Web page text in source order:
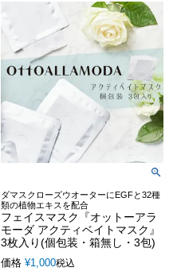
ダマスクローズウオーターにEGFと32種
類の植物エキスを配合
フェイスマスク『オットーアラ
モーダ アクティベイトマスク』
3枚入り(個包装・箱無し・3包)
価格 ¥1,000税込